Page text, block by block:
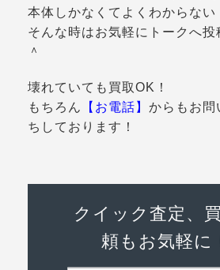
本体しかなくてよくわからない
そんな時はお気軽にトークへ投
＾
壊れていても買取OK！
もちろん
【お電話】 からもお問
ちしております！
クイック査定、
頼もお気軽に